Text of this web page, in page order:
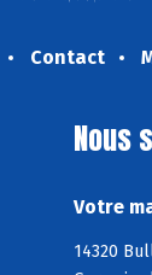
Contact
Nous
Votre
14320